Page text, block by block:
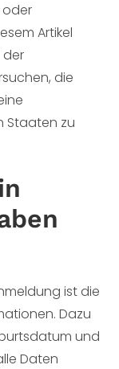
oder
Artikel
der
die
Staaten zu
ist die
Dazu
und
Daten